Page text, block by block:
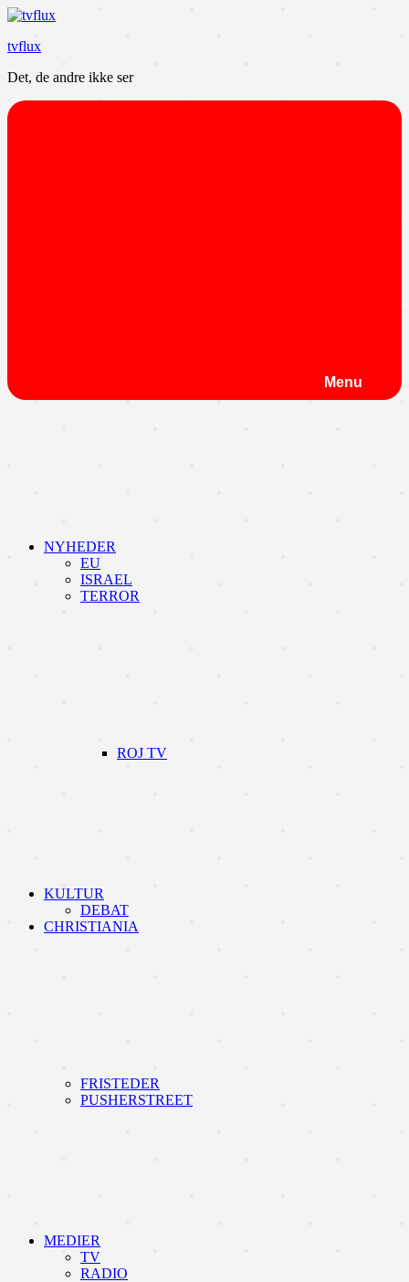
Videre
indhold
tvflux
Det, de andre ikke ser
Menu
NYHEDER
EU
ISRAEL
TERROR
ROJ TV
KULTUR
DEBAT
CHRISTIANIA
FRISTEDER
PUSHERSTREET
MEDIER
TV
RADIO